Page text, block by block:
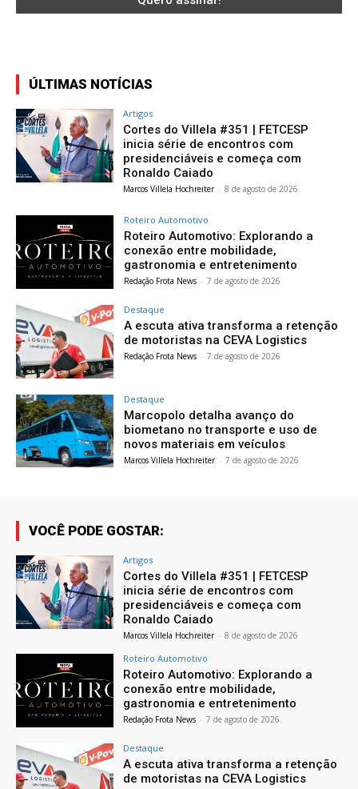
ÚLTIMAS NOTÍCIAS
Artigos
Cortes do Villela #351 | FETCESP
inicia série de encontros com
presidenciáveis e começa com
Ronaldo Caiado
Marcos Villela Hochreiter - 8 de agosto de 2026
Roteiro Automotivo
Roteiro Automotivo: Explorando a
conexão entre mobilidade,
gastronomia e entretenimento
Redação Frota News - 7 de agosto de 2026
Destaque
A escuta ativa transforma a retenção
de motoristas na CEVA Logistics
Redação Frota News - 7 de agosto de 2026
Destaque
Marcopolo detalha avanço do
biometano no transporte e uso de
novos materiais em veículos
Marcos Villela Hochreiter - 7 de agosto de 2026
VOCÊ PODE GOSTAR:
Artigos
Cortes do Villela #351 | FETCESP
inicia série de encontros com
presidenciáveis e começa com
Ronaldo Caiado
Marcos Villela Hochreiter - 8 de agosto de 2026
Roteiro Automotivo
Roteiro Automotivo: Explorando a
conexão entre mobilidade,
gastronomia e entretenimento
Redação Frota News - 7 de agosto de 2026
Destaque
A escuta ativa transforma a retenção
de motoristas na CEVA Logistics